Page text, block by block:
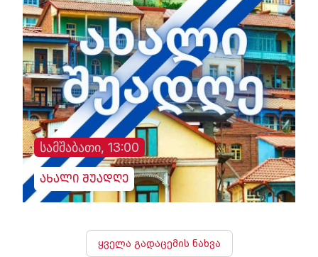
სამშაბათი, 13:00
ახალი შუადღე
ყველა გადაცემის ნახვა